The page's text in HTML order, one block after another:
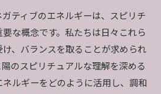
ティブのエネルギーは、スピリチ
な概念です。私たちは日々これら
、バランスを取ることが求められ
のスピリチュアルな理解を深める
ルギーをどのように活用し、調和